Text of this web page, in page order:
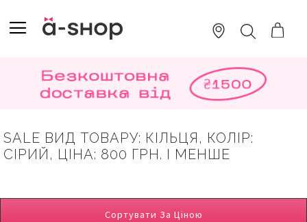
TO
CONTENT
ПОШУК
SALE ВИД ТОВАРУ: КІЛЬЦЯ, КОЛІР:
СІРИЙ, ЦІНА: 800 ГРН. І МЕНШЕ
Сортувати За Ціною